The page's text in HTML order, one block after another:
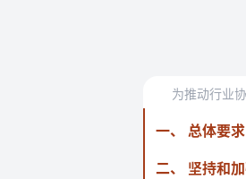
为推动行业
一、 总体要求
二、 坚持和